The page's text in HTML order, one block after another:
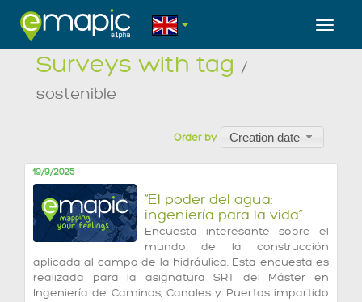
Surveys with tag /
sostenible
Order by Creation date
19/9/2025
“El poder del agua:
ingeniería para la vida”
Encuesta interesante sobre el
mundo de la construcción
aplicada al campo de la hidráulica. Esta encuesta es
realizada para la asignatura SRT del Máster en
Ingeniería de Caminos, Canales y Puertos impartido